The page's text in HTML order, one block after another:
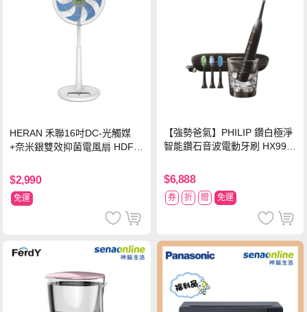
HERAN 禾聯16吋DC-光觸媒
+奈米銀雙效抑菌電風扇 HDF-1
$2,990
免運
【強勢爸氣】PHILIP 鑽白極淨
智能鑽石音波電動牙刷 HX992
$6,888
券 折 贈 免運